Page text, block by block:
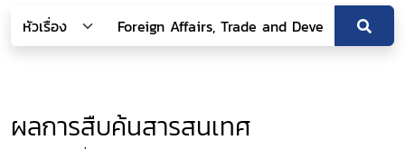
ผลการสืบค้นสารสนเทศ